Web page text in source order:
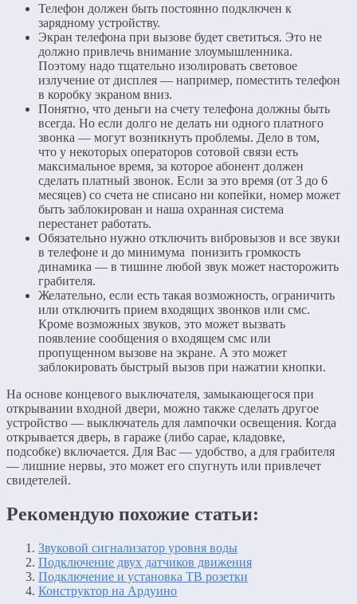
Телефон должен быть постоянно подключен к
зарядному устройству.
Экран телефона при вызове будет светиться. Это не
должно привлечь внимание злоумышленника.
Поэтому надо тщательно изолировать световое
излучение от дисплея — например, поместить телефон
в коробку экраном вниз.
Понятно, что деньги на счету телефона должны быть
всегда. Но если долго не делать ни одного платного
звонка — могут возникнуть проблемы. Дело в том,
что у некоторых операторов сотовой связи есть
максимальное время, за которое абонент должен
сделать платный звонок. Если за это время (от 3 до 6
месяцев) со счета не списано ни копейки, номер может
быть заблокирован и наша охранная система
перестанет работать.
Обязательно нужно отключить вибровызов и все звуки
в телефоне и до минимума понизить громкость
динамика — в тишине любой звук может насторожить
грабителя.
Желательно, если есть такая возможность, ограничить
или отключить прием входящих звонков или смс.
Кроме возможных звуков, это может вызвать
появление сообщения о входящем смс или
пропущенном вызове на экране. А это может
заблокировать быстрый вызов при нажатии кнопки.
На основе концевого выключателя, замыкающегося при
открывании входной двери, можно также сделать другое
устройство — выключатель для лампочки освещения. Когда
открывается дверь, в гараже (либо сарае, кладовке,
подсобке) включается. Для Вас — удобство, а для грабителя
— лишние нервы, это может его спугнуть или привлечет
свидетелей.
Рекомендую похожие статьи:
Звуковой сигнализатор уровня воды
Подключение двух датчиков движения
Подключение и установка ТВ розетки
Конструктор на Ардуино